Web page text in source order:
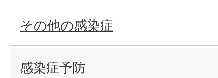
その他の感染症
感染症予防